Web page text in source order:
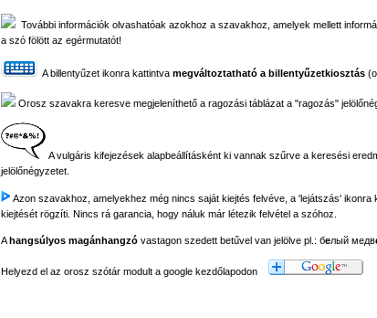
További információk olvashatóak azokhoz a szavakhoz, amelyek mellett
a szó fölött az egérmutatót!
A billentyűzet ikonra kattintva megváltoztatható a billentyűzetkiosztás
Orosz szavakra keresve megjeleníthető a ragozási táblázat a "ragozás"
A vulgáris kifejezések alapbeállításként ki vannak szűrve a keresési
jelölőnégyzetet.
Azon szavakhoz, amelyekhez még nincs saját kiejtés felvéve, a 'lejátszás' ikonra
kiejtését rögzíti. Nincs rá garancia, hogy náluk már létezik felvétel a szóhoz.
Ahangsúlyos magánhangzó vastagon szedett betűvel van jelölve pl.: белый медв
Helyezd el az orosz szótár modult a google kezdőlapodon